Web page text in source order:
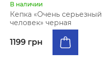
В наличии
Кепка «Очень серьезный
человек» черная
1199 грн